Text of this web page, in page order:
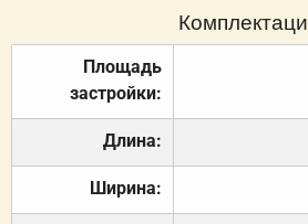
Площадь
застройки:
Длина:
Ширина: